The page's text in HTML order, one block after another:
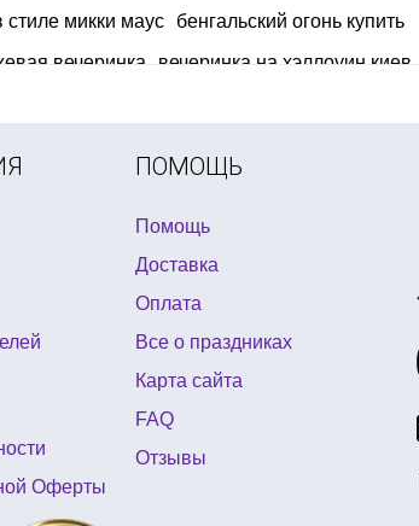
микки маус
бенгальский огонь купить
вечеринка вечеринка на хэллоуин киев
Оферты
ПОМОЩЬ
Помощь
Доставка
Оплата
Все о праздниках
Карта сайта
FAQ
Отзывы